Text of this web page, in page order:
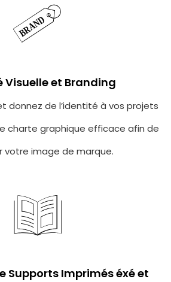
Visuelle et Branding
donnez de l’identité à vos projets
charte graphique efficace afin de
votre image de marque.
Supports Imprimés éxé et